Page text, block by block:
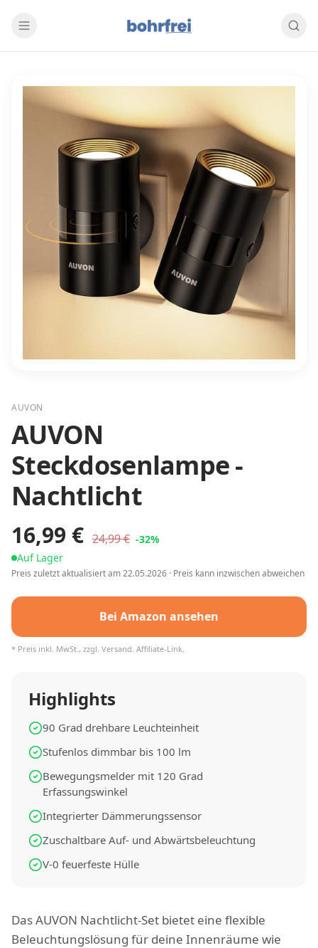
AUVON
AUVON
Steckdosenlampe -
Nachtlicht
16,99 € 24,99€ -32%
Auf Lager
Preis zuletzt aktualisiert am22.05.2026 · Preis kann inzwischen abweichen
Bei Amazon ansehen
* Preis inkl. MwSt., zzgl. Versand. Affiliate-Link.
Highlights
90 Grad drehbare Leuchteinheit
Stufenlos dimmbar bis 100 lm
Bewegungsmelder mit 120 Grad
Erfassungswinkel
Integrierter Dämmerungssensor
Zuschaltbare Auf- und Abwärtsbeleuchtung
V-0 feuerfeste Hülle
Das AUVON Nachtlicht-Set bietet eine flexible
Beleuchtungslösung für deine Innenräume wie